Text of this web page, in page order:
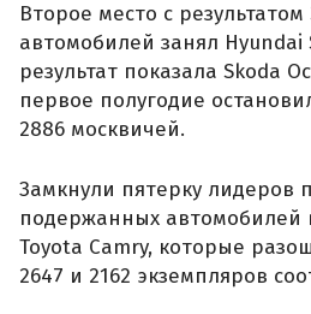
Второе место с
автомобилей занял Hyundai
результат показала Skoda
первое полугодие
2886 москвичей.
Замкнули пятерку лидеров
подержанных автомобилей
Toyota Camry, которые
2647 и 2162 экземпляров